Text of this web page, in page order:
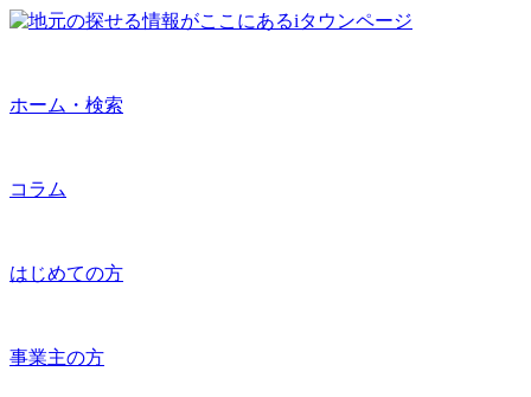
ホーム・検索
コラム
はじめての方
事業主の方